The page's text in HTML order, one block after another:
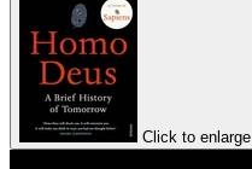
Click to enlarge